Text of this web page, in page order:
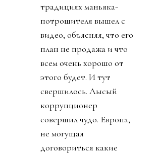
традициях маньяка-
потрошителя вышел с
видео, объясняя, что его
план не продажа и что
всем очень хорошо от
этого будет. И тут
свершилось. Лысый
коррупционер
совершил чудо. Европа,
не могущая
договориться какие